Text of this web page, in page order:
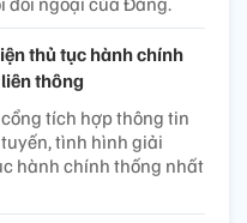
thủ tục hành chính
thông
tích hợp thông tin
tình hình giải
hành chính thống nhất